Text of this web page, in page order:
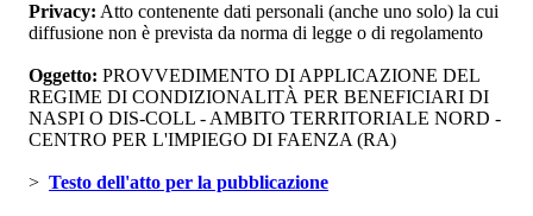
Privacy: Atto contenente dati personali (anche uno solo) la cui
diffusione non è prevista da norma di legge o di regolamento
Oggetto: PROVVEDIMENTO DI APPLICAZIONE DEL
REGIME DI CONDIZIONALITÀ PER BENEFICIARI DI
NASPI O DIS-COLL - AMBITO TERRITORIALE NORD -
CENTRO PER L'IMPIEGO DI FAENZA (RA)
> Testo dell'atto per la pubblicazione